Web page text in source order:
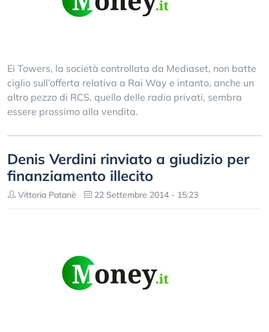
Ei Towers, la società controllata da Mediaset, non batte
ciglio sull’offerta relativa a Rai Way e intanto, anche un
altro pezzo di RCS, quello delle radio privati, sembra
essere prossimo alla vendita.
Denis Verdini rinviato a giudizio per
finanziamento illecito
Vittoria Patanè 22 Settembre 2014 - 15:23